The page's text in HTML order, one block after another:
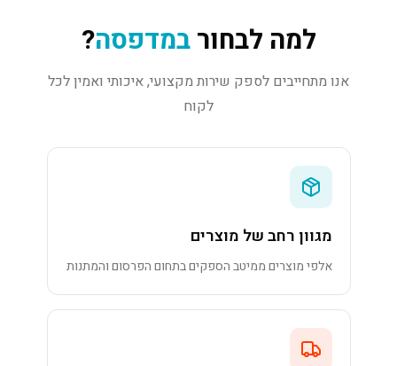
למה לבחורבמדפסה?
אנו מתחייבים לספק שירות מקצועי, איכותי ואמין לכל
לקוח
מגוון רחב של מוצרים
אלפי מוצרים ממיטב הספקים בתחום הפרסום והמתנות